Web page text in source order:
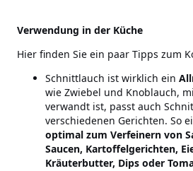
Verwendung in der Küche
Hier finden Sie ein paar Tipps zum
Schnittlauch ist wirklich ein
wie Zwiebel und Knoblauch,
verwandt ist, passt auch
verschiedenen Gerichten. So
optimal zum Verfeinern von
Saucen, Kartoffelgerichten,
Kräuterbutter, Dips oder